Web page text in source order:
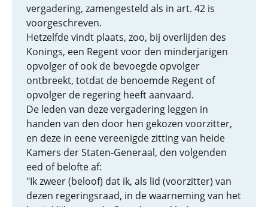
vergadering, zamengesteld als in art. 42 is
voorgeschreven.
Hetzelfde vindt plaats, zoo, bij overlijden des
Konings, een Regent voor den minderjarigen
opvolger of ook de bevoegde opvolger
ontbreekt, totdat de benoemde Regent of
opvolger de regering heeft aanvaard.
De leden van deze vergadering leggen in
handen van den door hen gekozen voorzitter,
en deze in eene vereenigde zitting van heide
Kamers der Staten-Generaal, den volgenden
eed of belofte af:
"Ik zweer (beloof) dat ik, als lid (voorzitter) van
dezen regeringsraad, in de waarneming van het